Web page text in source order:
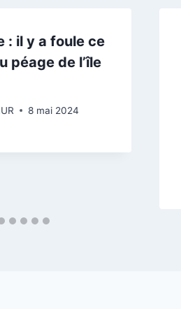
: il y a foule ce
péage de l’île
8 mai 2024